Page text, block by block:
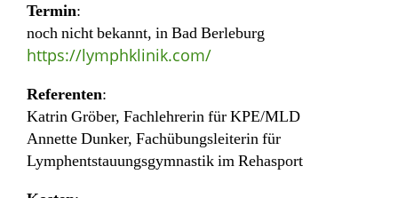
Termin:
noch nicht bekannt, in Bad Berleburg
https://lymphklinik.com/
Referenten:
Katrin Gröber, Fachlehrerin für KPE/MLD
Annette Dunker, Fachübungsleiterin für
Lymphentstauungsgymnastik im Rehasport